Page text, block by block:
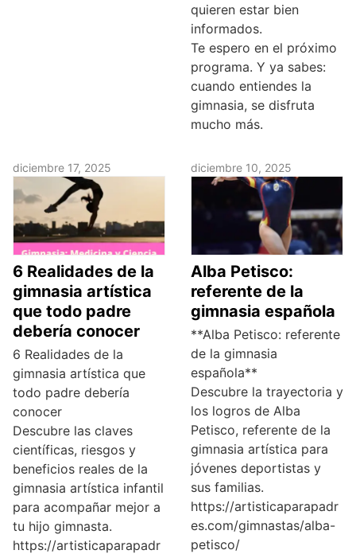
quieren estar bien
informados.
Te espero en el próximo
programa. Y ya sabes:
cuando entiendes la
gimnasia, se disfruta
mucho más.
diciembre 17, 2025
6 Realidades de la
gimnasia artística
que todo padre
debería conocer
6 Realidades de la
gimnasia artística que
todo padre debería
conocer
Descubre las claves
científicas, riesgos y
beneficios reales de la
gimnasia artística infantil
para acompañar mejor a
tu hijo gimnasta.
https://artisticaparapadr
diciembre 10, 2025
Alba Petisco:
referente de la
gimnasia española
**Alba Petisco: referente
de la gimnasia
española**
Descubre la trayectoria y
los logros de Alba
Petisco, referente de la
gimnasia artística para
jóvenes deportistas y
sus familias.
https://artisticaparapadr
es.com/gimnastas/alba-
petisco/